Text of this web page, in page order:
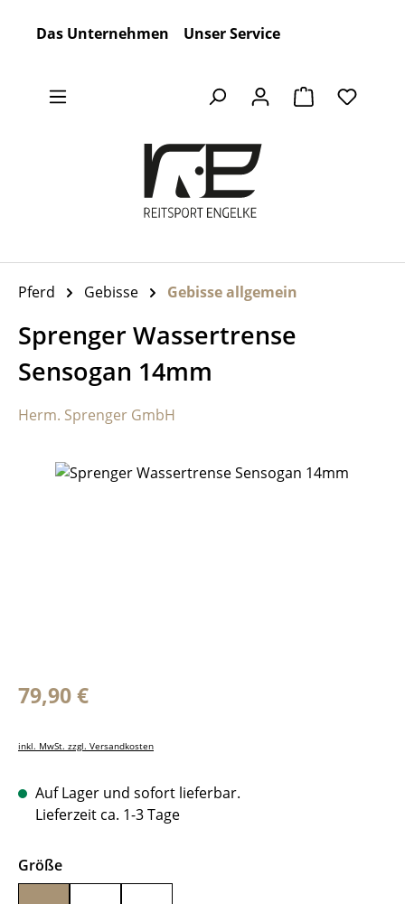
Das Unternehmen Unser Service
Warenkorb
Pferd Gebisse Gebisse allgemein
Sprenger Wassertrense
Sensogan 14mm
Herm. Sprenger GmbH
Bildergalerie überspringen
Regulärer Preis:
79,90 €
inkl. MwSt. zzgl. Versandkosten
Auf Lager und sofort lieferbar.
Lieferzeit ca. 1-3 Tage
Größeauswählen